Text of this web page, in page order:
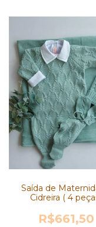
Saída de
Cidreira ( 4
R$661,50